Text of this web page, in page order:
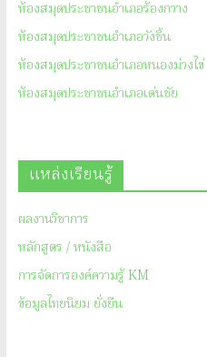
ห้องสมุดประชาชนอำเภอร้องกวาง
ห้องสมุดประชาชนอำเภอวังชิ้น
ห้องสมุดประชาชนอำเภอหนองม่วงไข่
ห้องสมุดประชาชนอำเภอเด่นชัย
แหล่งเรียนรู้
ผลงานวิชาการ
หลักสูตร / หนังสือ
การจัดการองค์ความรู้ KM
ข้อมูลไทยนิยม ยั่งยืน